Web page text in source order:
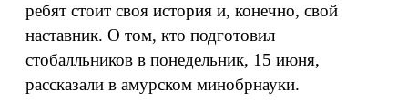
ребят стоит своя история и, конечно, свой
наставник. О том, кто подготовил
стобалльников в понедельник, 15 июня,
рассказали в амурском минобрнауки.